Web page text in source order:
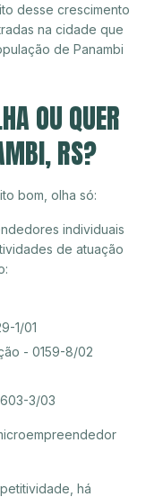
desse crescimento
na cidade que
de Panambi
OU QUER
RS?
bom, olha só:
individuais
de atuação
1/01
- 0159-8/02
3/03
há